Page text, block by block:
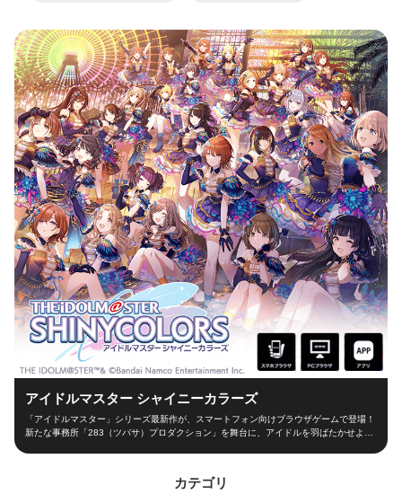
アイドルマスター シャイニーカラーズ
「アイドルマスター」シリーズ最新作が、スマートフォン向けブラウザゲームで登場！
新たな事務所「283（ツバサ）プロダクション」を舞台に、アイドルを羽ばたかせよ
て、レッスンやお仕事、オーディションなどの行動を選択！限られた期間の中でアイド
カテゴリ